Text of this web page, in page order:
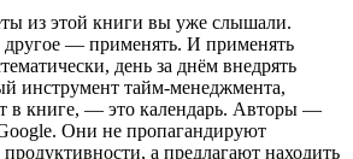
из этой книги вы уже слышали.
другое — применять. И применять
день за днём внедрять
инструмент тайм-менеджмента,
в книге, — это календарь. Авторы —
Они не пропагандируют
а предлагают находить